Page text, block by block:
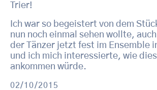
Trier!
Ich war so begeistert von dem
nun noch einmal sehen wollte,
der Tänzer jetzt fest im Ensemble
und ich mich interessierte, wie
ankommen würde.
02/10/2015